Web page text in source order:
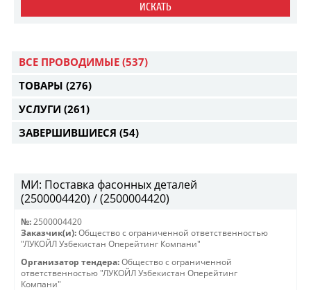
ИСКАТЬ
ВСЕ ПРОВОДИМЫЕ (537)
ТОВАРЫ (276)
УСЛУГИ (261)
ЗАВЕРШИВШИЕСЯ (54)
МИ: Поставка фасонных деталей
(2500004420) / (2500004420)
№: 2500004420
Заказчик(и): Общество с ограниченной ответственностью
"ЛУКОЙЛ Узбекистан Оперейтинг Компани"
Организатор тендера: Общество с ограниченной
ответственностью "ЛУКОЙЛ Узбекистан Оперейтинг
Компани"